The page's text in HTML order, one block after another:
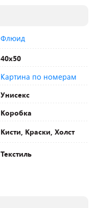
Флюид
40х50
Картина по номерам
Унисекс
Коробка
Кисти, Краски, Холст
Текстиль